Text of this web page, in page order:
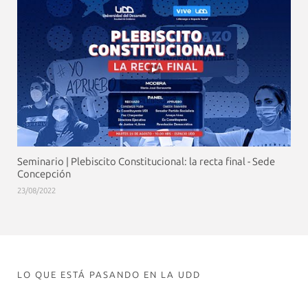
Seminario | Plebiscito Constitucional: la recta final - Sede
Concepción
23/08/2022
LO QUE ESTÁ PASANDO EN LA UDD